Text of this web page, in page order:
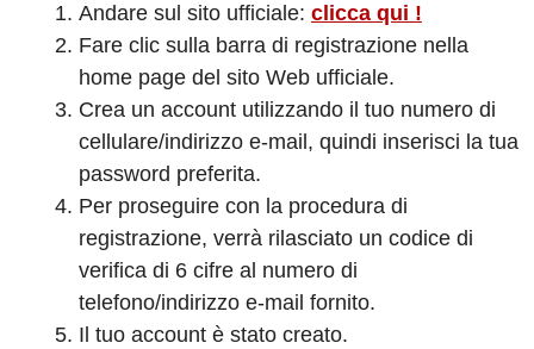
Andare sul sito ufficiale: clicca qui !
Fare clic sulla barra di registrazione nella
home page del sito Web ufficiale.
Crea un account utilizzando il tuo numero di
cellulare/indirizzo e-mail, quindi inserisci la tua
password preferita.
Per proseguire con la procedura di
registrazione, verrà rilasciato un codice di
verifica di 6 cifre al numero di
telefono/indirizzo e-mail fornito.
Il tuo account è stato creato.